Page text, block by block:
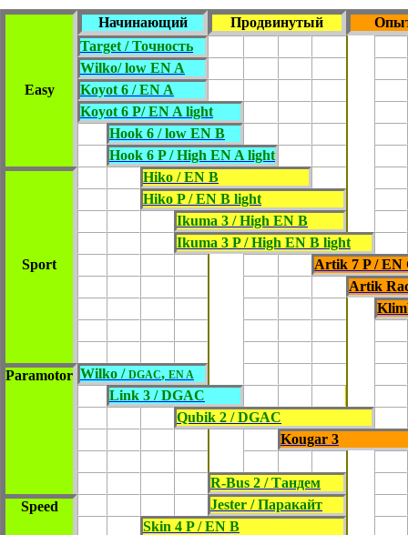
Начинающий Продвинутый
Target / Точность
Wilko/ low EN A
Easy
Koyot 6 / EN A
Koyot 6 P/ EN A light
Hook 6 / low EN B
Hook 6 P / High EN A light
Hiko / EN B
Hiko P / EN B light
Ikuma 3 / High EN B
Ikuma 3 P / High EN B light
Sport
Artik 7 P / EN
Artik
Paramotor Wilko / DGAC, EN A
Link 3 / DGAC
Qubik 2 / DGAC
Kougar 3
R-Bus 2 / Тандем
Speed
Jester / Паракайт
Skin 4 P / EN B